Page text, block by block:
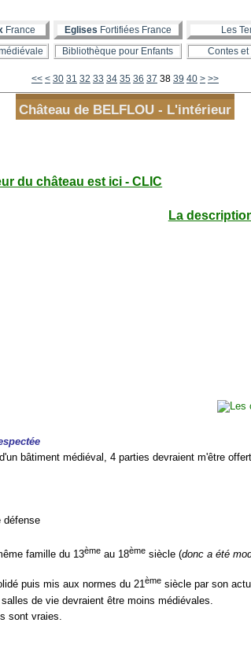
France Eglises Fortifiées France Les
Bibliothèque pour Enfants Contes
<< < 10
20
30 31 32 33 34 35 36 37 38 39 40 50
60
70
80
90
100
200
300
400
500
600
700
800
900
1000
1100
1200
1300
1400
1500
1600
1700
1800
1900
2000
2100
2200
2300
2400
2500
2600
2700
2800
2900
3000
3100
3200
3300
3400
3500
3600
3700
3800
3900
4000
4100
4200
4300
4400
4500
4600
4700
4800
4900
5000
5100
5200
5300
5400
5500
5600
> >>
Château de BELFLOU - L'intérieur
du château est ici - CLIC
La
bâtiment médiéval, 4 parties devraient m'être
défense
famille du 13ème au 18ème siècle (donc a été
puis mis aux normes du 21ème siècle par son
salles de vie devraient être moins médiévales.
sont vraies.